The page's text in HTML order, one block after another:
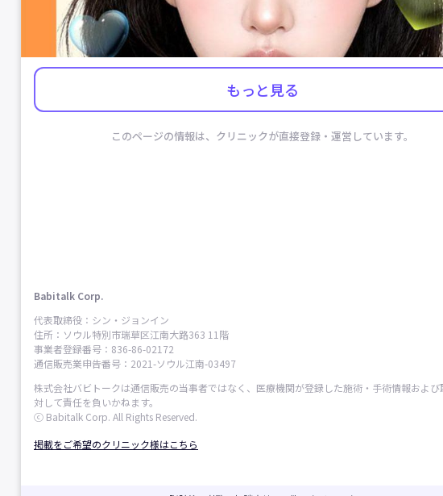
もっと見る
このページの情報は、クリニックが直接登録・運営しています。
Babitalk Corp.
代表取締役：シン・ジョンイン
住所：ソウル特別市瑞草区江南大路363 11階
事業者登録番号：836-86-02172
通信販売業申告番号：2021-ソウル江南-03497
株式会社バビトークは通信販売の当事者ではなく、医療機関が登録した施術・手術情報および
対して責任を負いかねます。
ⓒ Babitalk Corp. All Rights Reserved.
掲載をご希望のクリニック様はこちら